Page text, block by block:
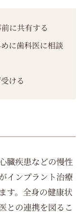
に共有する
に歯科医に相談
ける
臓疾患などの慢性
インプラント治療
す。全身の健康状
との連携を図るこ